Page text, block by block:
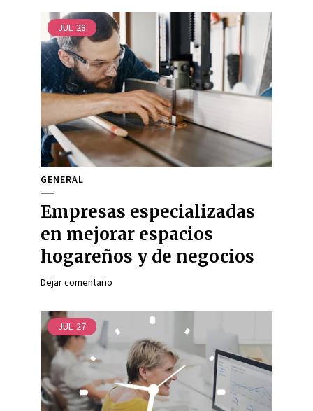
JUL 28
GENERAL
Empresas especializadas
en mejorar espacios
hogareños y de negocios
Dejar comentario
JUL 27